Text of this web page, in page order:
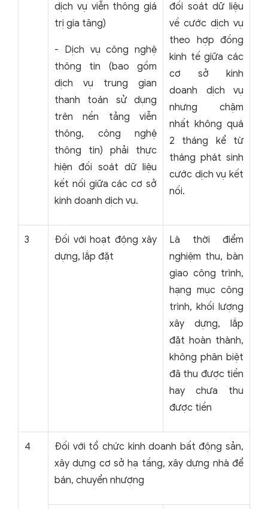
dịch vụ viễn thông giá
trị gia tăng)
- Dịch vụ công nghệ
thông tin (bao gồm
dịch vụ trung gian
thanh toán sử dụng
trên nền tảng viễn
thông, công nghệ
thông tin) phải thực
hiện đối soát dữ liệu
kết nối giữa các cơ sở
kinh doanh dịch vụ.
đối soát dữ liệu
về cước dịch vụ
theo hợp đồng
kinh tế giữa các
cơ sở kinh
doanh dịch vụ
nhưng chậm
nhất không quá
2 tháng kể từ
tháng phát sinh
cước dịch vụ kết
nối.
3
Đối với hoạt động xây
dựng, lắp đặt
Là thời điểm
nghiệm thu, bàn
giao công trình,
hạng mục công
trình, khối lượng
xây dựng, lắp
đặt hoàn thành,
không phân biệt
đã thu được tiền
hay chưa thu
được tiền
4
Đối với tổ chức kinh doanh bất động sản,
xây dựng cơ sở hạ tầng, xây dựng nhà để
bán, chuyển nhượng